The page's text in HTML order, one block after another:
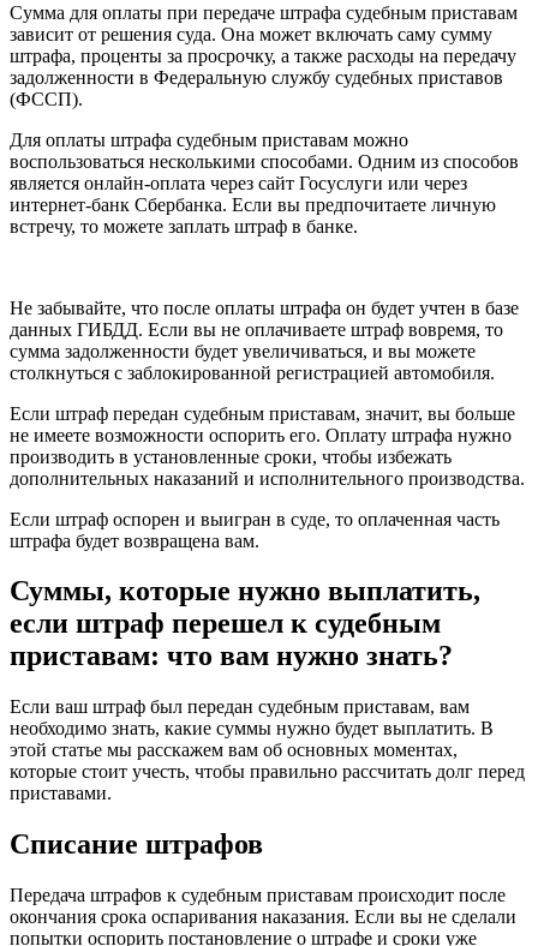
Сумма для оплаты при передаче штрафа судебным приставам
зависит от решения суда. Она может включать саму сумму
штрафа, проценты за просрочку, а также расходы на передачу
задолженности в Федеральную службу судебных приставов
(ФССП).
Для оплаты штрафа судебным приставам можно
воспользоваться несколькими способами. Одним из способов
является онлайн-оплата через сайт Госуслуги или через
интернет-банк Сбербанка. Если вы предпочитаете личную
встречу, то можете заплать штраф в банке.
Не забывайте, что после оплаты штрафа он будет учтен в базе
данных ГИБДД. Если вы не оплачиваете штраф вовремя, то
сумма задолженности будет увеличиваться, и вы можете
столкнуться с заблокированной регистрацией автомобиля.
Если штраф передан судебным приставам, значит, вы больше
не имеете возможности оспорить его. Оплату штрафа нужно
производить в установленные сроки, чтобы избежать
дополнительных наказаний и исполнительного производства.
Если штраф оспорен и выигран в суде, то оплаченная часть
штрафа будет возвращена вам.
Суммы, которые нужно выплатить,
если штраф перешел к судебным
приставам: что вам нужно знать?
Если ваш штраф был передан судебным приставам, вам
необходимо знать, какие суммы нужно будет выплатить. В
этой статье мы расскажем вам об основных моментах,
которые стоит учесть, чтобы правильно рассчитать долг перед
приставами.
Списание штрафов
Передача штрафов к судебным приставам происходит после
окончания срока оспаривания наказания. Если вы не сделали
попытки оспорить постановление о штрафе и сроки уже